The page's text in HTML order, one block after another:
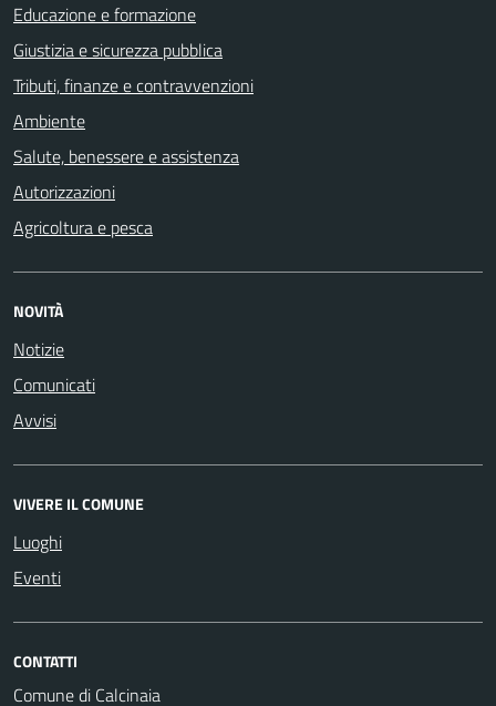
Educazione e formazione
Giustizia e sicurezza pubblica
Tributi, finanze e contravvenzioni
Ambiente
Salute, benessere e assistenza
Autorizzazioni
Agricoltura e pesca
NOVITÀ
Notizie
Comunicati
Avvisi
VIVERE IL COMUNE
Luoghi
Eventi
CONTATTI
Comune di Calcinaia